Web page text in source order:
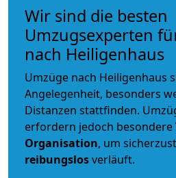
Wir sind die besten
Umzugsexperten
nach Heiligenhaus
Umzüge nach Heiligenhaus
Angelegenheit, besonders
Distanzen stattfinden.
erfordern jedoch besondere
Organisation, um
reibungslosverläuft.